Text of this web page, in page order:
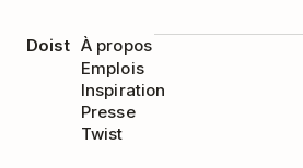
Doist À propos
Emplois
Inspiration
Presse
Twist